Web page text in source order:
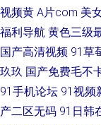
视频黄 A片com 美
福利导航 黄色三级
国产高清视频 91草
玖玖 国产免费毛不
91手机论坛 91视频
产二区无码 91日韩